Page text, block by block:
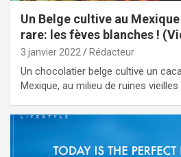
Un Belge cultive au
rare: les fèves blanches !
3 janvier 2022 Rédacteur
Un chocolatier belge cultive un
Mexique, au milieu de ruines vieilles